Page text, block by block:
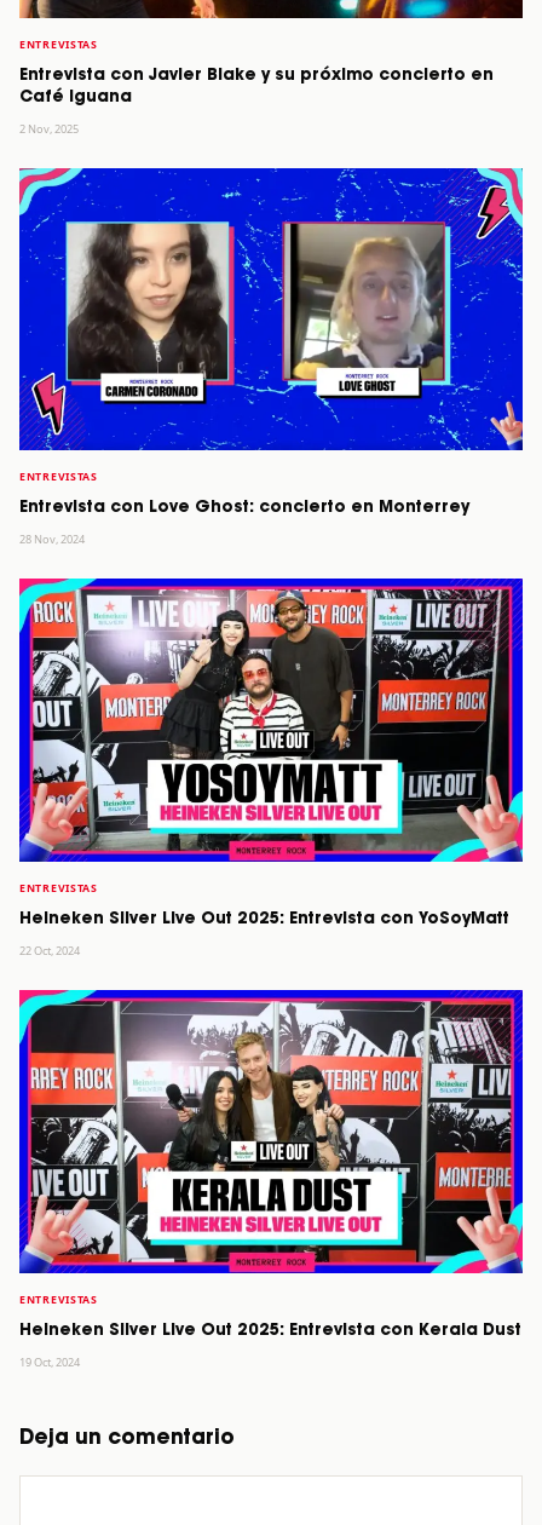
ENTREVISTAS
Entrevista con Javier Blake y su próximo concierto en
Café Iguana
2 Nov, 2025
ENTREVISTAS
Entrevista con Love Ghost: concierto en Monterrey
28 Nov, 2024
ENTREVISTAS
Heineken Silver Live Out 2025: Entrevista con YoSoyMatt
22 Oct, 2024
ENTREVISTAS
Heineken Silver Live Out 2025: Entrevista con Kerala Dust
19 Oct, 2024
Deja un comentario